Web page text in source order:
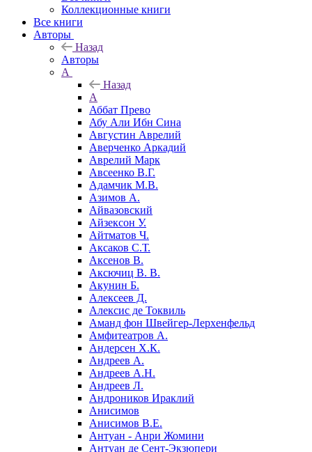
Коллекционные книги
Все книги
Авторы
Назад
Авторы
А
Назад
А
Аббат Прево
Абу Али Ибн Сина
Августин Аврелий
Аверченко Аркадий
Аврелий Марк
Авсеенко В.Г.
Адамчик М.В.
Азимов А.
Айвазовский
Айзексон У.
Айтматов Ч.
Аксаков С.Т.
Аксенов В.
Аксючиц В. В.
Акунин Б.
Алексеев Д.
Алексис де Токвиль
Аманд фон Швейгер-Лерхенфельд
Амфитеатров А.
Андерсен Х.К.
Андреев А.
Андреев А.Н.
Андреев Л.
Андроников Ираклий
Анисимов
Анисимов В.Е.
Антуан - Анри Жомини
Антуан де Сент-Экзюпери